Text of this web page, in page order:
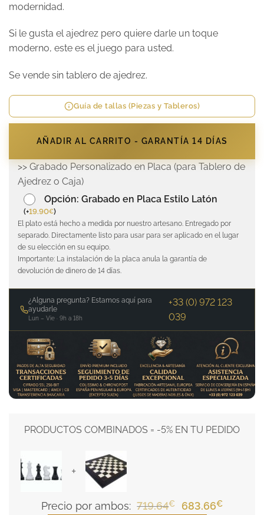
modernidad.
Si le gusta el ajedrez pero quiere darle un toque
moderno, este es el juego para usted.
Se vende sin tablero de ajedrez.
Guía de tallas (Piezas y Tableros)
AÑADIR AL CARRITO - GARANTÍA 14 DÍAS
>> Grabado Personalizado en Placa (para Tablero de
Ajedrez o Caja)
Opción: Grabado en Placa Estilo Latón
(+19.90€)
El plato está hecho a medida por nuestro artesano. Entregado por
separado. Directamente listo para usar para ser aplicado en el lugar
de su elección en su equipo.
Importante: La instalación de la placa anula la garantía de
devolución de dinero de 14 días.
¿Alguna pregunta? Estamos aquí para
ayudarle
Lun – Vie · 9h a 18h
+33 (0) 972 123
039
PRODUCTOS COMBINADOS = -5% EN TU PEDIDO
+
Precio por ambos: 719.64€
El
683.66€El